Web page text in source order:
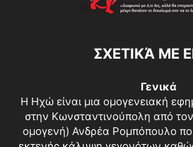
ΣΧΕΤΙΚΆ ΜΕ
Γενικά
Η Ηχώ είναι μια ομογενειακή
στην Κωνσταντινούπολη από
ομογενή) Ανδρέα Ρομπόπουλο